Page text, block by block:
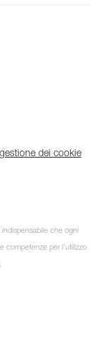
dei cookie
che ogni
competenze per l’utilizzo